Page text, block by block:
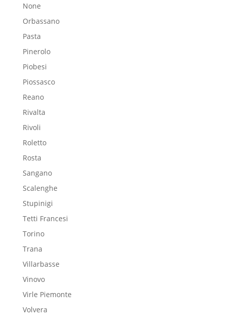
None
Orbassano
Pasta
Pinerolo
Piobesi
Piossasco
Reano
Rivalta
Rivoli
Roletto
Rosta
Sangano
Scalenghe
Stupinigi
Tetti Francesi
Torino
Trana
Villarbasse
Vinovo
Virle Piemonte
Volvera